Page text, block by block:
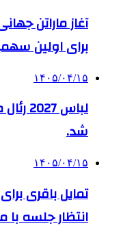
آغاز ماراتن
برای اولین
۱۴۰۵/۰۴/۱۵
لباس
شد.
۱۴۰۵/۰۴/۱۵
تمایل باقری
انتظار جلسه با